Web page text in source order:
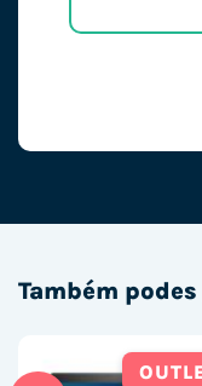
Também